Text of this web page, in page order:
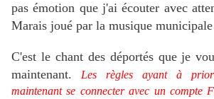
pas émotion que j'ai écouter avec
Marais joué par la musique
C'est le chant des déportés que je
maintenant.
Les règles ayant à
maintenant se connecter avec un compte